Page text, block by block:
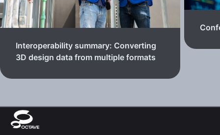
Interoperability summary: Converting
3D design data from multiple formats